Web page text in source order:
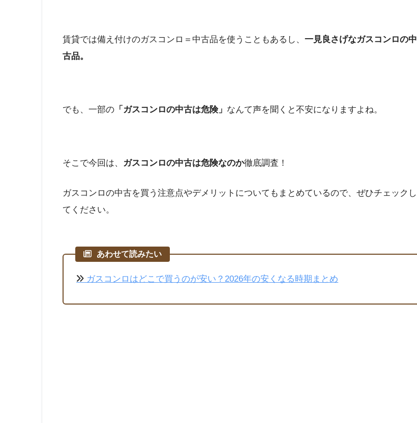
賃貸では備え付けのガスコンロ＝中古品を使うこともあるし、 一見良さげなガスコンロの中
古品。
でも、一部の 「ガスコンロの中古は危険」 なんて声を聞くと不安になりますよね。
そこで今回は、 ガスコンロの中古は危険なのか徹底調査！
ガスコンロの中古を買う注意点やデメリットについてもまとめているので、ぜひチェックし
てください。
あわせて読みたい
ガスコンロはどこで買うのが安い？2026年の安くなる時期まとめ